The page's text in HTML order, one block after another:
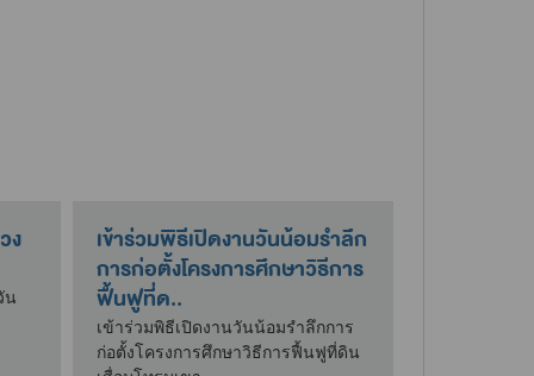
ง
น
เข้าร่วมพิธีเปิดงานวันน้อมรำลึก
การก่อตั้งโครงการศึกษาวิธีการ
ฟื้นฟูที่ด..
เข้าร่วมพิธีเปิดงานวันน้อมรำลึกการ
ก่อตั้งโครงการศึกษาวิธีการฟื้นฟูที่ดิน